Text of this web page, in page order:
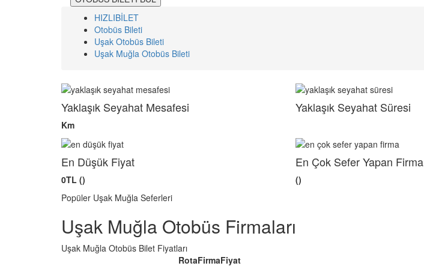
HIZLIBİLET
Otobüs Bileti
Uşak Otobüs Bileti
Uşak Muğla Otobüs Bileti
Yaklaşık Seyahat Mesafesi
Km
Yaklaşık Seyahat Süresi
En Düşük Fiyat
0TL ()
En Çok Sefer Yapan Firma
()
Popüler Uşak Muğla Seferleri
Uşak Muğla Otobüs Firmaları
Uşak Muğla Otobüs Bilet Fiyatları
RotaFirmaFiyat